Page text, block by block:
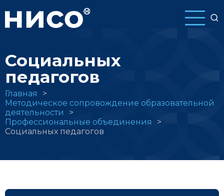
основному
Социальных
педагогов
Строка
навигации
Главная
Методическое сопровождение образовательной
деятельности
Профессиональные объединения
Социальных педагогов